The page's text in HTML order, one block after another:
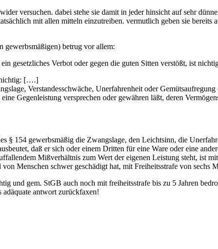
versuchen. dabei stehe sie damit in jeder hinsicht auf sehr
mit allen mitteln einzutreiben. vermutlich geben sie bereits
gewerbsmäßigen) betrug vor allem:
gesetzliches Verbot oder gegen die guten Sitten verstößt, ist
nichtig: [….]
Verstandesschwäche, Unerfahrenheit oder Gemütsaufregung
Gegenleistung versprechen oder gewähren läßt, deren
§ 154 gewerbsmäßig die Zwangslage, den Leichtsinn, die
daß er sich oder einem Dritten für eine Ware oder eine
Mißverhältnis zum Wert der eigenen Leistung steht, ist
Menschen schwer geschädigt hat, mit Freiheitsstrafe von sechs
und gem. StGB auch noch mit freiheitsstrafe bis zu 5 Jahren
adäquate antwort zurückfaxen!